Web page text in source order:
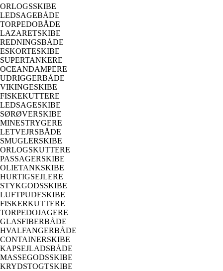
ORLOGSSKIBE
LEDSAGEBÅDE
TORPEDOBÅDE
LAZARETSKIBE
REDNINGSBÅDE
ESKORTESKIBE
SUPERTANKERE
OCEANDAMPERE
UDRIGGERBÅDE
VIKINGESKIBE
FISKEKUTTERE
LEDSAGESKIBE
SØRØVERSKIBE
MINESTRYGERE
LETVEJRSBÅDE
SMUGLERSKIBE
ORLOGSKUTTERE
PASSAGERSKIBE
OLIETANKSKIBE
HURTIGSEJLERE
STYKGODSSKIBE
LUFTPUDESKIBE
FISKERKUTTERE
TORPEDOJAGERE
GLASFIBERBÅDE
HVALFANGERBÅDE
CONTAINERSKIBE
KAPSEJLADSBÅDE
MASSEGODSSKIBE
KRYDSTOGTSKIBE